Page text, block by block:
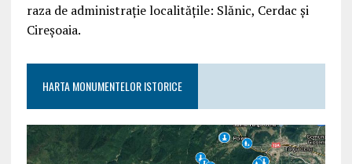
raza de administrație localitățile: Slănic, Cerdac și
Cireșoaia.
HARTA MONUMENTELOR ISTORICE